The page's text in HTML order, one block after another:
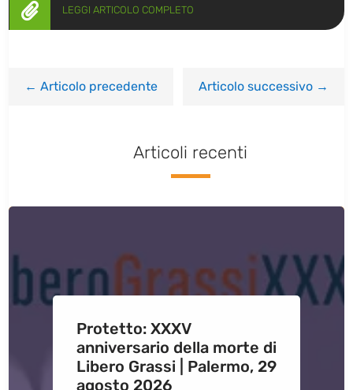
 LEGGI ARTICOLO COMPLETO
←Articolo precedente Articolo successivo→
Articoli recenti
Protetto: XXXV
anniversario della morte di
Libero Grassi | Palermo, 29
agosto 2026